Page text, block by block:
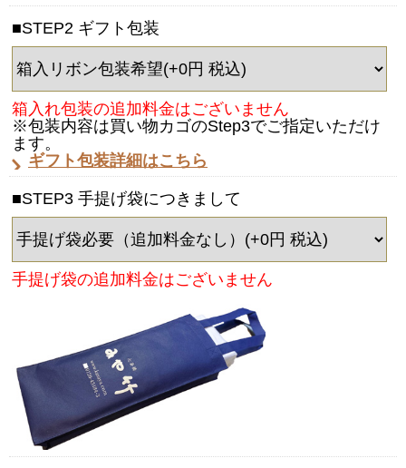
■STEP2 ギフト包装
箱入れ包装の追加料金はございません
※包装内容は買い物カゴのStep3でご指定いただけ
ます。
ギフト包装詳細はこちら
■STEP3 手提げ袋につきまして
手提げ袋の追加料金はございません